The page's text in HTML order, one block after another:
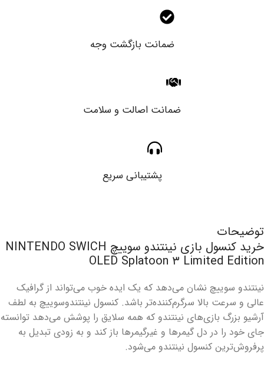
ضمانت بازگشت وجه
ضمانت اصالت و سلامت
پشتیبانی سریع
توضیحات
خرید کنسول بازی نینتندو سوییچ NINTENDO SWICH
OLED Splatoon ۳ Limited Edition
نینتندو سوییچ نشان می‌دهد که یک ایده خوب می‌تواند از گرافیک
عالی و سرعت بالا سرگرم‌کننده‌تر باشد. کنسول نینتندوسوییچ به لطف
آرشیو بزرگ بازی‌های نینتندو که همه سلایق را پوشش می‌دهد توانسته
جای خود را در دل گیمرها و غیرگیمرها باز کند و به زودی تبدیل به
پرفروش‌ترین کنسول نینتندو می‌شود.